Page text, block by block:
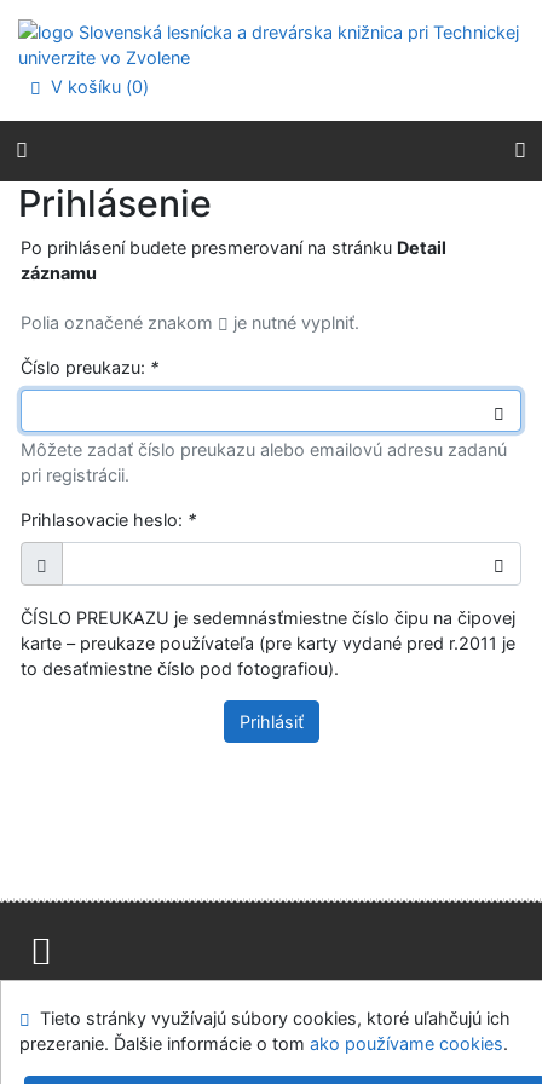
Prejsť na menu
Prehlásenie o webovej prístupnosti
V košíku (0)
Prihlásenie
Po prihlásení budete presmerovaní na stránku Detail
záznamu
Polia označené znakom je nutné vyplniť.
Číslo preukazu: *
Môžete zadať číslo preukazu alebo emailovú adresu zadanú
pri registrácii.
Prihlasovacie heslo: *
ČÍSLO PREUKAZU je sedemnásťmiestne číslo čipu na čipovej
karte – preukaze používateľa (pre karty vydané pred r.2011 je
to desaťmiestne číslo pod fotografiou).
Prihlásiť
Modul OpenSearch
Napíšte nám Nastavenie cookies
Tieto stránky využívajú súbory cookies, ktoré uľahčujú ich
prezeranie. Ďalšie informácie o tom ako používame cookies.